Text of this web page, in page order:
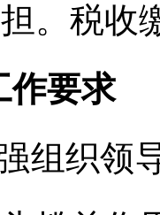
。税收
要求
强组织